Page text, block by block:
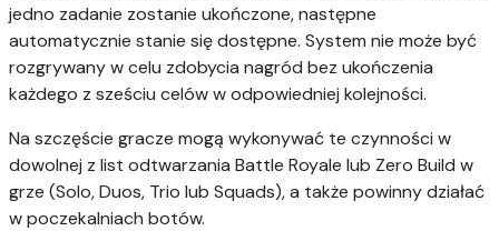
jedno zadanie zostanie ukończone, następne
automatycznie stanie się dostępne. System nie może być
rozgrywany w celu zdobycia nagród bez ukończenia
każdego z sześciu celów w odpowiedniej kolejności.
Na szczęście gracze mogą wykonywać te czynności w
dowolnej z list odtwarzania Battle Royale lub Zero Build w
grze (Solo, Duos, Trio lub Squads), a także powinny działać
w poczekalniach botów.